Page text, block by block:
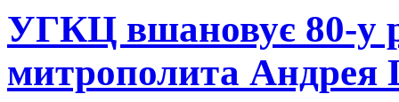
УГКЦ вшановує 80-у
митрополита Андрея